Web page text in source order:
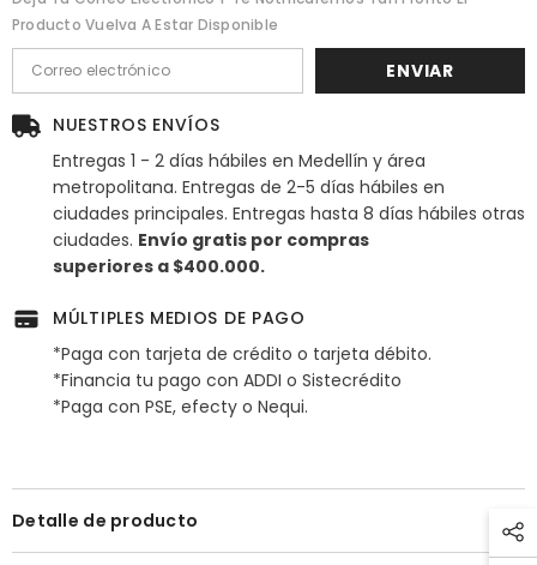
Producto Vuelva A Estar Disponible
ENVIAR
NUESTROS ENVÍOS
Entregas 1 - 2 días hábiles en Medellín y área
metropolitana. Entregas de 2-5 días hábiles en
ciudades principales. Entregas hasta 8 días hábiles otras
ciudades. Envío gratis por compras
superiores a $400.000.
MÚLTIPLES MEDIOS DE PAGO
*Paga con tarjeta de crédito o tarjeta débito.
*Financia tu pago con ADDI o Sistecrédito
*Paga con PSE, efecty o Nequi.
Detalle de producto